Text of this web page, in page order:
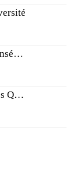
La Rochelle & La Ligue Hanséatique
La tour de la Lanterne & Les Quatre Sergents de La Rochelle